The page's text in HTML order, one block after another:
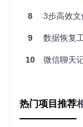
微信数据恢
针对不同使用
大量文件恢复：
件，避免程序卡
8 3步高效
9 数据恢复工
10 微信聊天记
热门项目推荐